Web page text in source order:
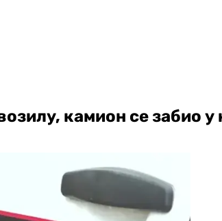
камион се забио у